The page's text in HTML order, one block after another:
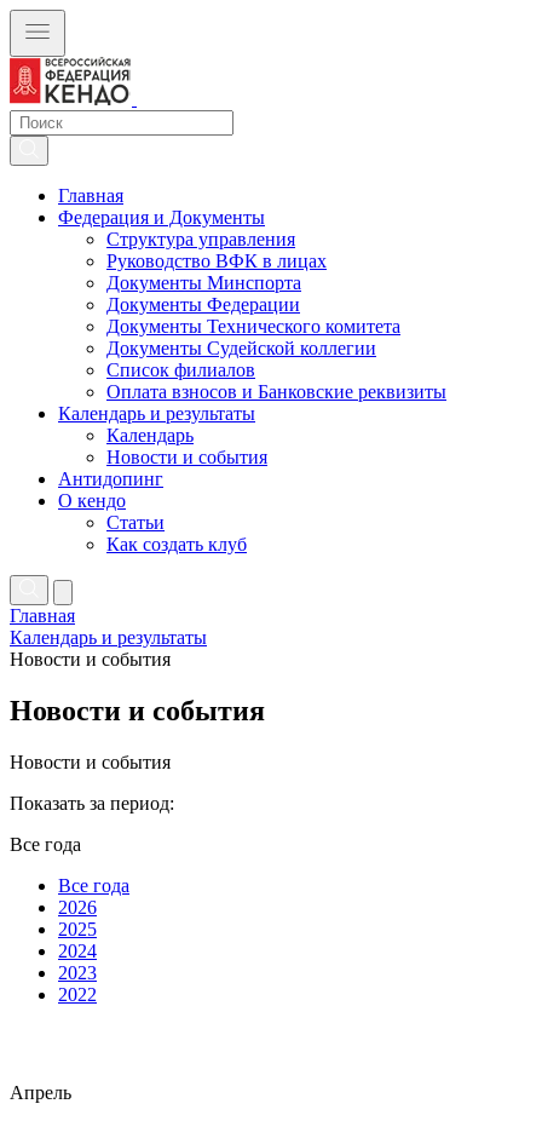
Главная
Федерация и Документы
Структура управления
Руководство ВФК в лицах
Документы Минспорта
Документы Федерации
Документы Технического комитета
Документы Судейской коллегии
Список филиалов
Оплата взносов и Банковские реквизиты
Календарь и результаты
Календарь
Новости и события
Антидопинг
О кендо
Статьи
Как создать клуб
Главная
Календарь и результаты
Новости и события
Новости и события
Новости и события
Показать за период:
Все года
Все года
2026
2025
2024
2023
2022
Апрель